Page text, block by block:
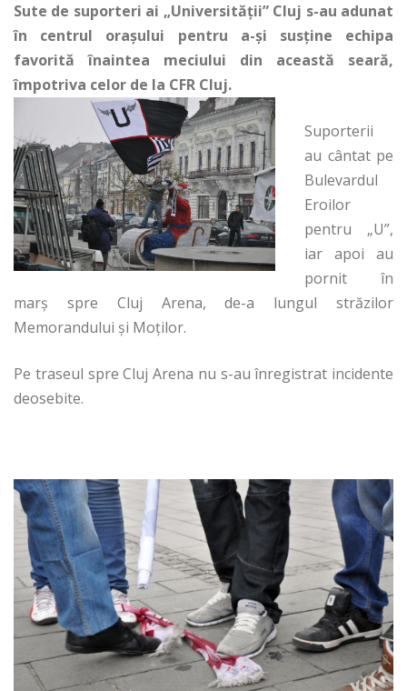
Sute de suporteri ai „Universității” Cluj s-au adunat
în centrul orașului pentru a-și susține echipa
favorită înaintea meciului din această seară,
împotriva celor de la CFR Cluj.
Suporterii
au cântat pe
Bulevardul
Eroilor
pentru „U”,
iar apoi au
pornit în
marș spre Cluj Arena, de-a lungul străzilor
Memorandului și Moților.
Pe traseul spre Cluj Arena nu s-au înregistrat incidente
deosebite.